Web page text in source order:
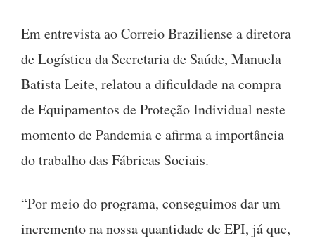
Em entrevista ao Correio Braziliense a diretora
de Logística da Secretaria de Saúde, Manuela
Batista Leite, relatou a dificuldade na compra
de Equipamentos de Proteção Individual neste
momento de Pandemia e afirma a importância
do trabalho das Fábricas Sociais.
“Por meio do programa, conseguimos dar um
incremento na nossa quantidade de EPI, já que,